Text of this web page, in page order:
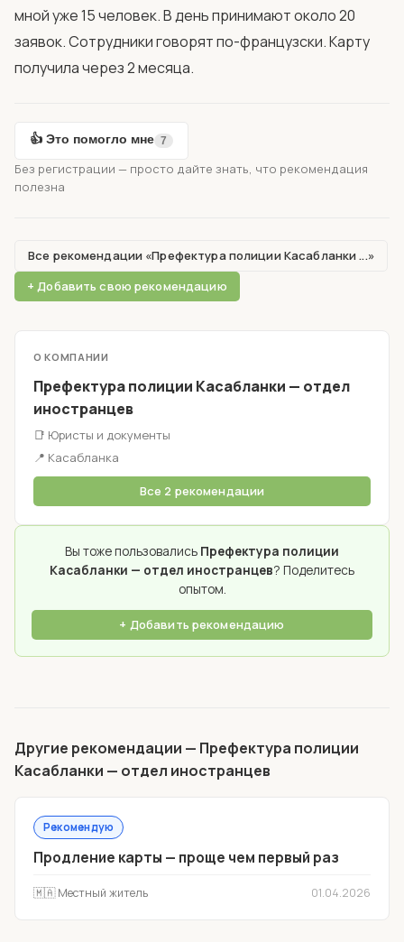
мной уже 15 человек. В день принимают около 20
заявок. Сотрудники говорят по-французски. Карту
получила через 2 месяца.
👍 Это помогло мне 7
Без регистрации — просто дайте знать, что рекомендация
полезна
Все рекомендации «Префектура полиции Касабланки ...»
+ Добавить свою рекомендацию
О КОМПАНИИ
Префектура полиции Касабланки — отдел
иностранцев
📑 Юристы и документы
📍 Касабланка
Все 2 рекомендации
Вы тоже пользовались Префектура полиции
Касабланки — отдел иностранцев? Поделитесь
опытом.
+ Добавить рекомендацию
Другие рекомендации — Префектура полиции
Касабланки — отдел иностранцев
Рекомендую
Продление карты — проще чем первый раз
🇲🇦 Местный житель 01.04.2026